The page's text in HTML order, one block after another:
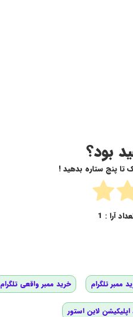
بود؟
تا پنج ستاره بدهید !
1
ممبر تلگرام خرید ممبر واقعی تلگرام
اپلیکیشن لاین استور